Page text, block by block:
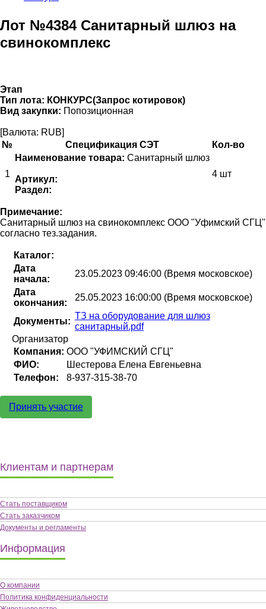
Лот №4384 Санитарный шлюз на
свинокомплекс
Этап
Тип лота: КОНКУРС(Запрос котировок)
Вид закупки: Попозиционная
[Валюта: RUB]
№
Спецификация СЭТ Кол-во
1
Наименование товара: Санитарный шлюз
Артикул:
Раздел:
4 шт
Примечание:
Санитарный шлюз на свинокомплекс ООО "Уфимский СГЦ"
согласно тез.задания.
Каталог:
Дата
начала:
23.05.2023 09:46:00 (Время московское)
Дата
окончания:
25.05.2023 16:00:00 (Время московское)
Документы:
ТЗ на оборудование для шлюз
санитарный.pdf
Организатор
Компания: ООО "УФИМСКИЙ СГЦ"
ФИО:
Шестерова Елена Евгеньевна
Телефон:
8-937-315-38-70
Принять участие
Клиентам и партнерам
Стать поставщиком
Стать заказчиком
Документы и регламенты
Информация
О компании
Политика конфиденциальности